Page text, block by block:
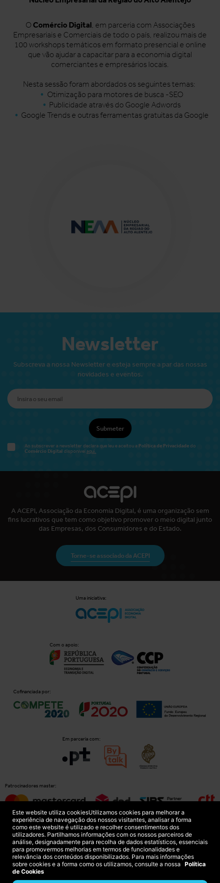
O Comércio Digital, em parceria com Associações
Empresariais e Comerciais de todo o país, realizou mais de
100 workshops temáticos em formato presencial e online
que vão ajudar a capacitar para a economia digital
comerciantes e empresários locais.
Nesta sessão foram abordados os seguintes temas:
Otimização para motores de busca -SEO
Publicidade através do Google Adwords
Google Trends e outras ferramentas gratuitas da Google
Newsletter
Subscreva a nossa Newsletter e esteja sempre a par das nossas
novidades e eventos.
Submeter
Ao subscrever a newsletter declara que leu e aceitou a Política de Privacidadedo
Comércio Digital disponível aqui.
A ACEPI, Associação da Economia Digital, é uma organização sem
fins lucrativos que tem como objetivo promover o meio digital junto
das Empresas, dos Consumidores e do Estado.
Torne-se associado da ACEPI
Uma iniciativa:
Com o apoio:
Cofinanciada por:
Em parceria com:
Patrocinadores master:
Patrocinadores principais:
Este website utiliza cookiesUtilizamos cookies para melhorar a
experiência de navegação dos nossos visitantes, analisar a forma
como este website é utilizado e recolher consentimentos dos
utilizadores. Partilhamos informações com os nossos parceiros de
análise, designadamente para recolha de dados estatísticos, essenciais
para promovermos melhorias em termos de funcionalidades e
relevância dos conteúdos disponibilizados. Para mais informações
sobre cookies e a forma como os utilizamos, consulte a nossa Política
de Cookies